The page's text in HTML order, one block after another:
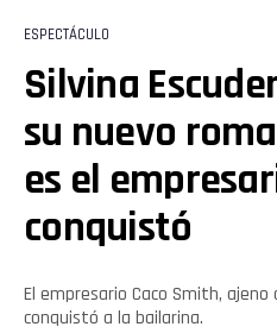
ESPECTÁCULO
Silvina
su nuevo
es el
conquistó
El empresario Caco Smith,
conquistó a la bailarina.
Flipboard
Reddit
Pinterest
Email